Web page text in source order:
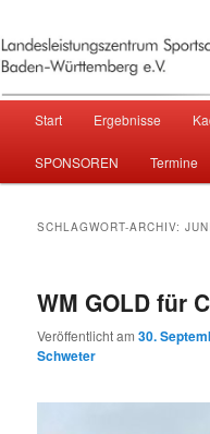
e.V.
Zum primären Inhalt
Zum sekundären Inhalt
Start Ergebnisse
SPONSOREN Termine
SCHLAGWORT-ARCHIV:
WM GOLD für
Veröffentlicht am30.
Schweter